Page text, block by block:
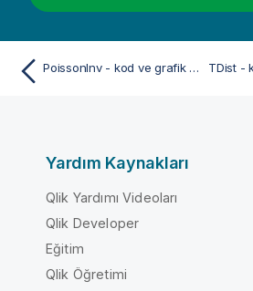
PoissonInv - kod ve grafik fonksiyonu
Yardım Kaynakları
Qlik Yardımı Videoları
Qlik Developer
Eğitim
Qlik Öğretimi